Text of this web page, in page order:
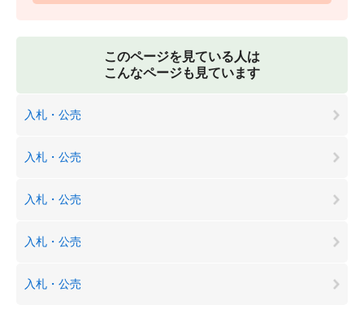
このページを見ている人は
こんなページも見ています
入札・公売
入札・公売
入札・公売
入札・公売
入札・公売